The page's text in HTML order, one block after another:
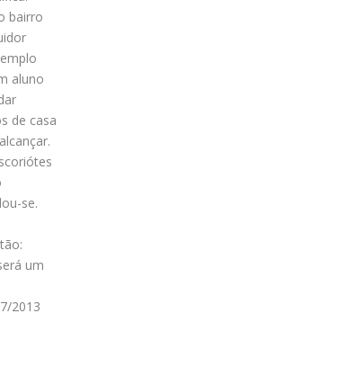
bairro
aluno
de casa
se.
um
2013